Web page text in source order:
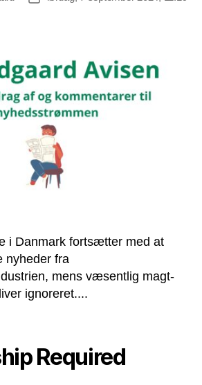
i Danmark fortsætter med at
nyheder fra
mens væsentlig magt-
ignoreret....
Required